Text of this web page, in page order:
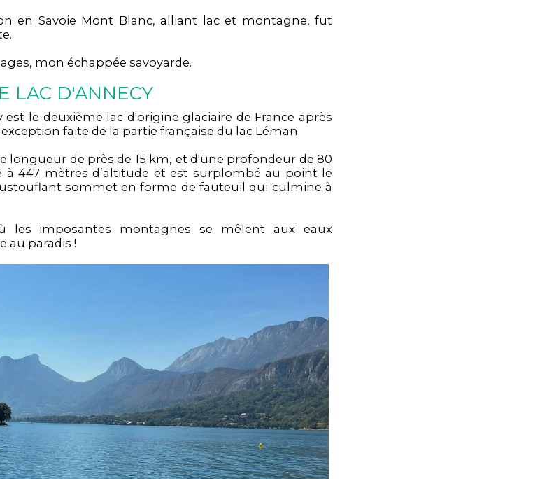
en Savoie Mont Blanc, alliant lac et montagne, fut
mon échappée savoyarde.
LAC D'ANNECY
est le deuxième lac d'origine glaciaire de France après
faite de la partie française du lac Léman.
longueur de près de 15 km, et d'une profondeur de 80
à 447 mètres d’altitude et est surplombé au point le
sommet en forme de fauteuil qui culmine à
les imposantes montagnes se mêlent aux eaux
au paradis !